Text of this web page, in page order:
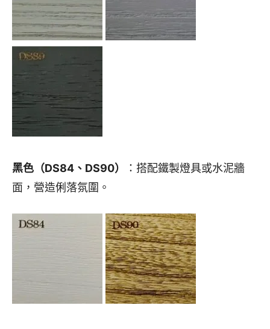
黑色（DS84、DS90）
：搭配鐵製燈具或水泥牆
面，營造俐落氛圍。